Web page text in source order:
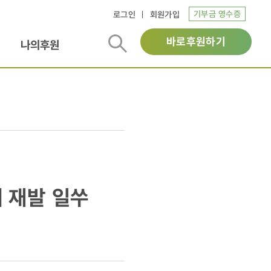
로그인 회원가입 기부금 영수증
나의후원 바로후원하기
재발 일쑤